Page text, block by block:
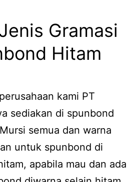
Gramasi
Hitam
kami PT
sediakan di spunbond
semua dan warna
untuk spunbond di
apabila mau dan ada